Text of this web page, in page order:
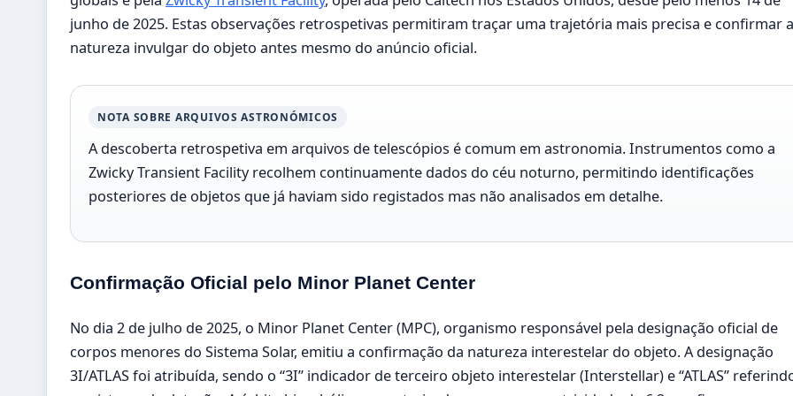
junho de 2025. Estas observações retrospetivas permitiram traçar uma trajetória mais precisa e confirmar a
natureza invulgar do objeto antes mesmo do anúncio oficial.
NOTA SOBRE ARQUIVOS ASTRONÓMICOS
A descoberta retrospetiva em arquivos de telescópios é comum em astronomia. Instrumentos como a
Zwicky Transient Facility recolhem continuamente dados do céu noturno, permitindo identificações
posteriores de objetos que já haviam sido registados mas não analisados em detalhe.
Confirmação Oficial pelo Minor Planet Center
No dia 2 de julho de 2025, o Minor Planet Center (MPC), organismo responsável pela designação oficial de
corpos menores do Sistema Solar, emitiu a confirmação da natureza interestelar do objeto. A designação
3I/ATLAS foi atribuída, sendo o “3I” indicador de terceiro objeto interestelar (Interstellar) e “ATLAS”